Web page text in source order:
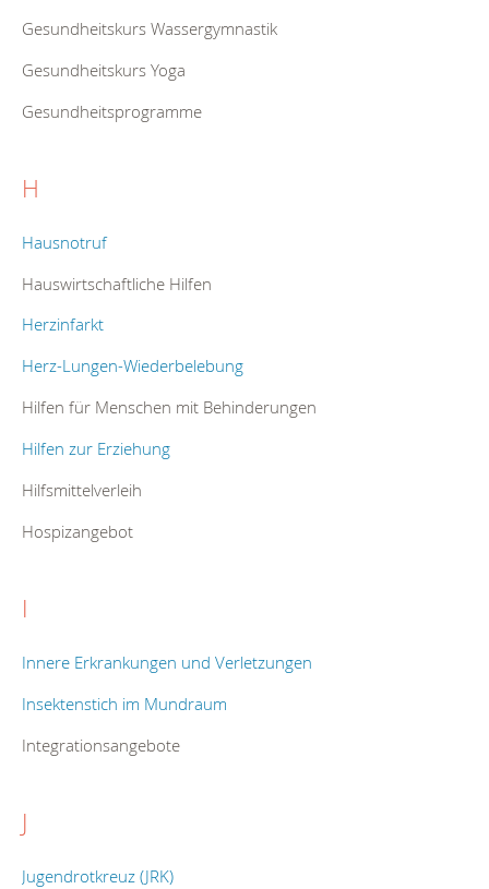
Gesundheitskurs Wassergymnastik
Gesundheitskurs Yoga
Gesundheitsprogramme
H
Hausnotruf
Hauswirtschaftliche Hilfen
Herzinfarkt
Herz-Lungen-Wiederbelebung
Hilfen für Menschen mit Behinderungen
Hilfen zur Erziehung
Hilfsmittelverleih
Hospizangebot
I
Innere Erkrankungen und Verletzungen
Insektenstich im Mundraum
Integrationsangebote
J
Jugendrotkreuz (JRK)